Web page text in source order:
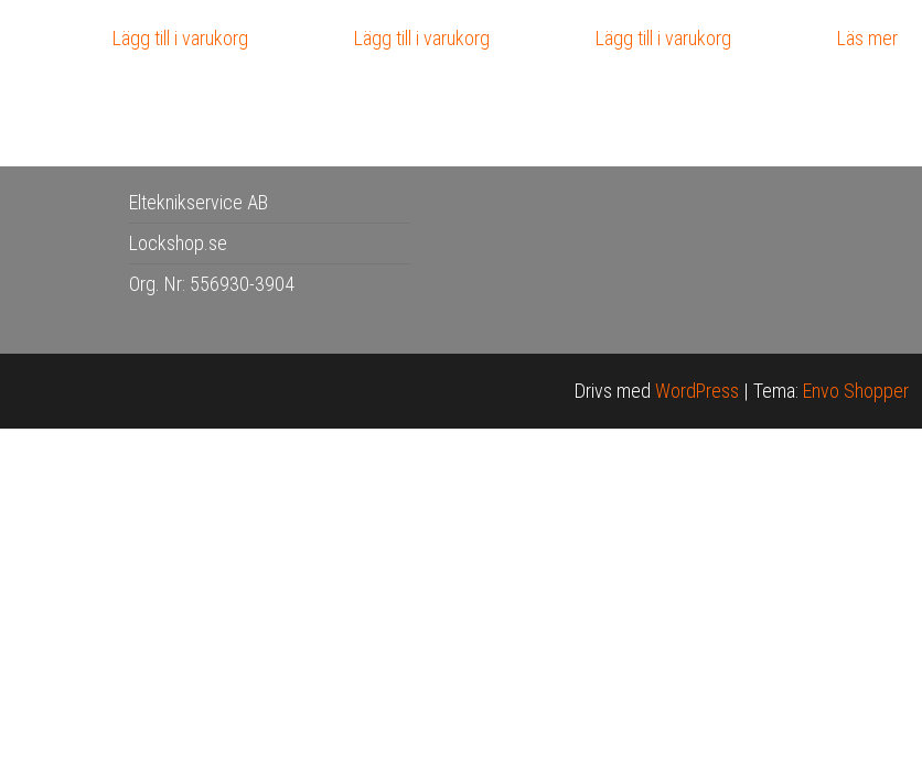
Lägg till i varukorg Lägg till i varukorg Lägg till i varukorg Läs mer
Elteknikservice AB
Lockshop.se
Org. Nr: 556930-3904
Drivs med WordPress | Tema: Envo Shopper